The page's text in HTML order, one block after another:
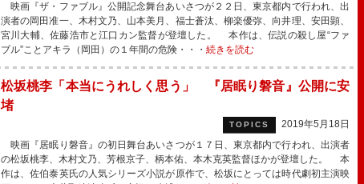
映画『ザ・ファブル』公開記念舞台あいさつが２２日、東京都内で行われ、出
演者の岡田准一、木村文乃、山本美月、福士蒼汰、柳楽優弥、向井理、安田顕、
宮川大輔、佐藤浩市と江口カン監督が登壇した。 本作は、伝説の殺し屋“ファ
ブル”ことアキラ（岡田）の１年間の危険・・・ 続きを読む
松坂桃李「本当にうれしく思う」 『居眠り磐音』公開に安
堵
TOPICS
2019年5月18日
映画『居眠り磐音』の初日舞台あいさつが１７日、東京都内で行われ、出演者
の松坂桃李、木村文乃、芳根京子、柄本佑、本木克英監督ほかが登壇した。 本
作は、佐伯泰英氏の人気シリーズ小説が原作で、松坂にとっては時代劇初主演映